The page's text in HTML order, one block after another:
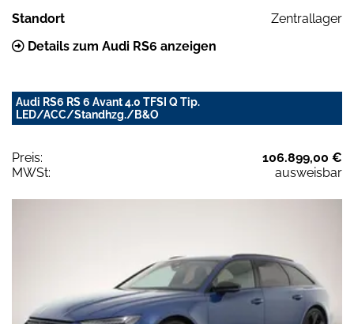
Standort
Zentrallager
Details zum Audi RS6 anzeigen
Audi RS6 RS 6 Avant 4.0 TFSI Q Tip.
LED/ACC/Standhzg./B&O
Preis:
106.899,00 €
MWSt:
ausweisbar